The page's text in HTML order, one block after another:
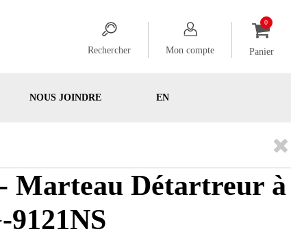
Rechercher Mon compte Panier
NOUS JOINDRE EN
Marteau Détartreur à